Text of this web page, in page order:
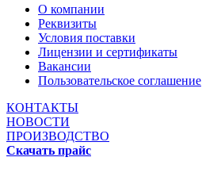
О компании
Реквизиты
Условия поставки
Лицензии и сертификаты
Вакансии
Пользовательское соглашение
КОНТАКТЫ
НОВОСТИ
ПРОИЗВОДСТВО
Скачать прайс